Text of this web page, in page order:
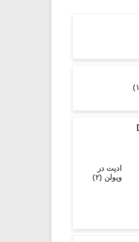
ادیت در
ویولن (۲)